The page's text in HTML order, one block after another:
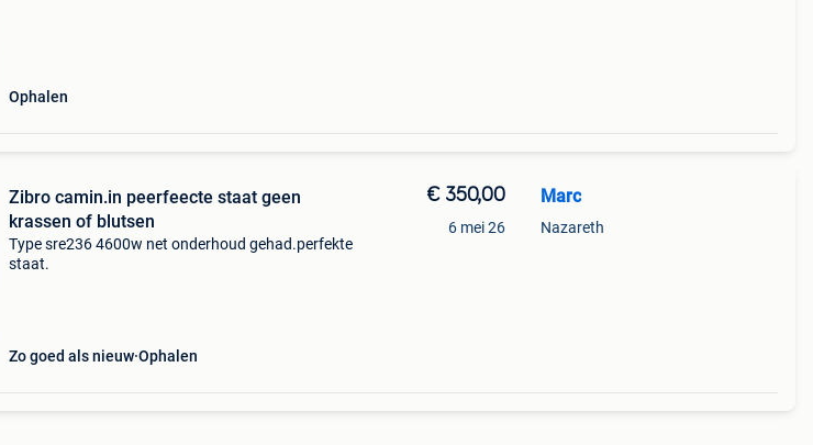
Ophalen
Zibro camin.in peerfeecte staat geen
krassen of blutsen
Type sre236 4600w net onderhoud gehad.perfekte
staat.
Zo goed als nieuw Ophalen
€ 350,00
6 mei 26
Marc
Nazareth